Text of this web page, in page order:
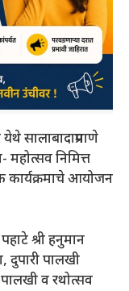
सालाबादाप्रमाणे
महोत्सव निमित्त
कार्यक्रमाचे आयोजन
श्री हनुमान
दुपारी पालखी
व रथोत्सव